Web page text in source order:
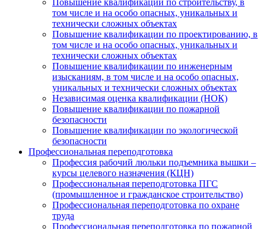
Повышение квалификации по строительству, в
том числе и на особо опасных, уникальных и
технически сложных объектах
Повышение квалификации по проектированию, в
том числе и на особо опасных, уникальных и
технически сложных объектах
Повышение квалификации по инженерным
изысканиям, в том числе и на особо опасных,
уникальных и технически сложных объектах
Независимая оценка квалификации (НОК)
Повышение квалификации по пожарной
безопасности
Повышение квалификации по экологической
безопасности
Профессиональная переподготовка
Профессия рабочий люльки подъемника вышки –
курсы целевого назначения (КЦН)
Профессиональная переподготовка ПГС
(промышленное и гражданское строительство)
Профессиональная переподготовка по охране
труда
Профессиональная переподготовка по пожарной